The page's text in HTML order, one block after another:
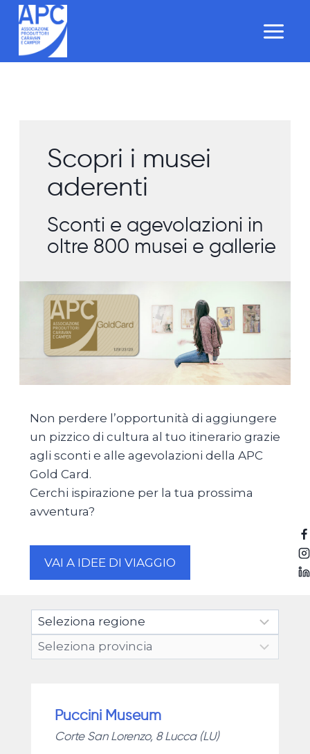
Salta
contenuto
Scopri i musei
aderenti
Sconti e agevolazioni in
oltre 800 musei e gallerie
Non perdere l’opportunità di aggiungere
un pizzico di cultura al tuo itinerario grazie
agli sconti e alle agevolazioni della APC
Gold Card.
Cerchi ispirazione per la tua prossima
avventura?
VAI A IDEE DI VIAGGIO
Puccini Museum
Corte San Lorenzo, 8 Lucca (LU)